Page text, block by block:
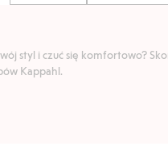
styl i czuć się komfortowo?
Kappahl.